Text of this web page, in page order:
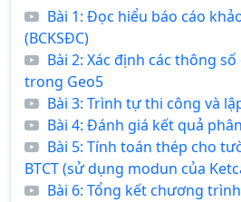
Bài 1: Đọc hiểu báo cáo
(BCKSĐC)
Bài 2: Xác định các thông
trong Geo5
Bài 3: Trình tự thi công và
Bài 4: Đánh giá kết quả
Bài 5: Tính toán thép cho
BTCT (sử dụng modun của
Bài 6: Tổng kết chương